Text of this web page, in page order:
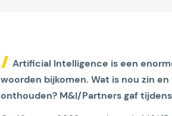
Artificial Intelligence is een
woorden bijkomen. Wat is nou zin
onthouden? M&I/Partners gaf